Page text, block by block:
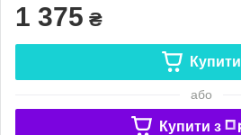
1 375 ₴
Купити
або
Купити з